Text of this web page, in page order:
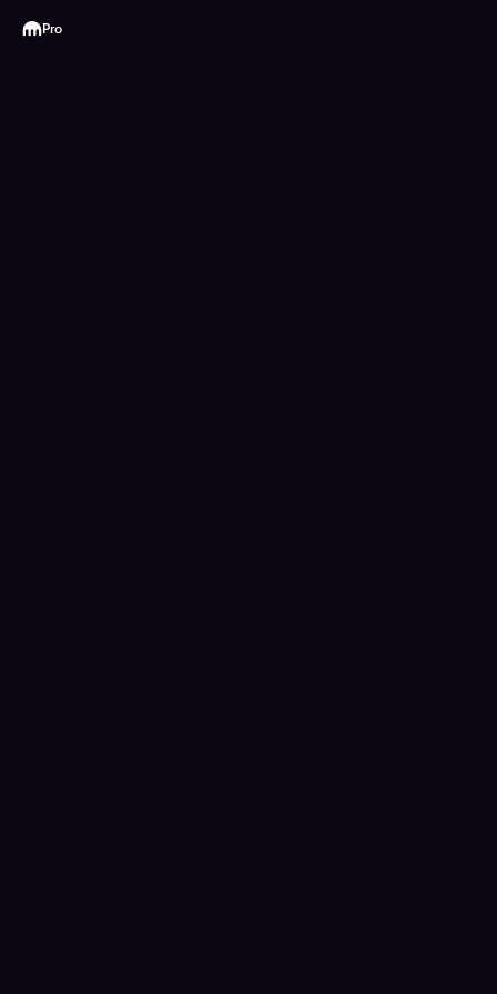
Kraken
Pro